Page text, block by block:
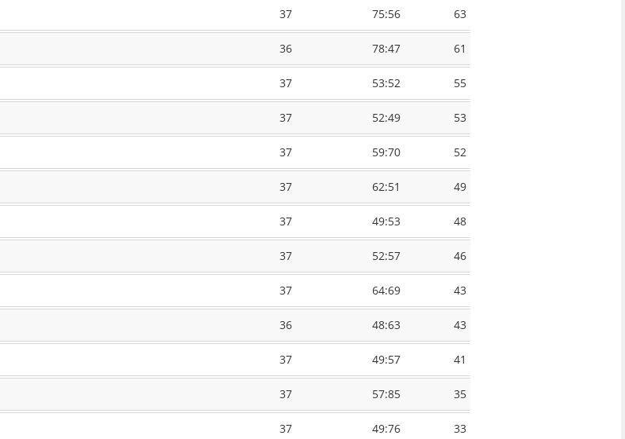
37 75:56 63
36 78:47 61
37 53:52 55
37 52:49 53
37 59:70 52
37 62:51 49
37 49:53 48
37 52:57 46
37 64:69 43
36 48:63 43
37 49:57 41
37 57:85 35
37 49:76 33